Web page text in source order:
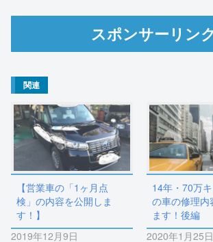
スポンサーリンク
関連
【営業車の「1ヶ月点
検」の内容を公開しま
す！】
2019年12月9日
14年・70万
の車の修理内
ます！後編
2020年1月25日